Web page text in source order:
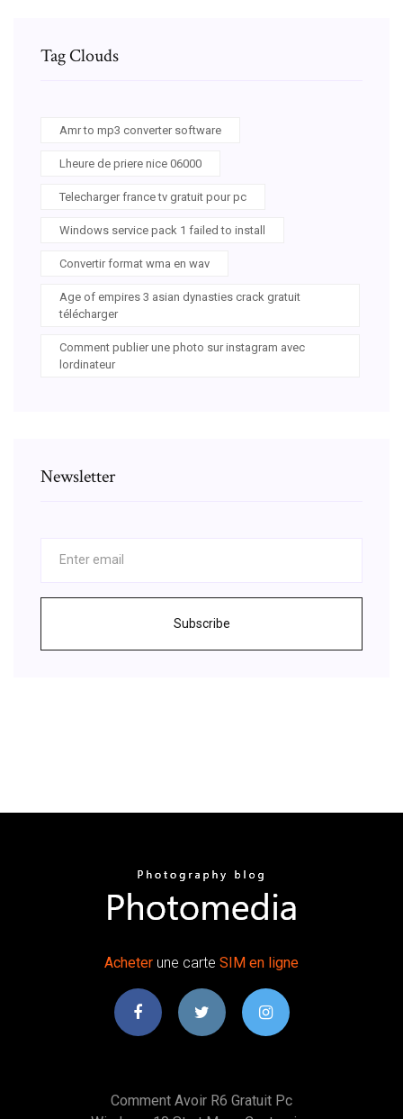
Tag Clouds
Amr to mp3 converter software
Lheure de priere nice 06000
Telecharger france tv gratuit pour pc
Windows service pack 1 failed to install
Convertir format wma en wav
Age of empires 3 asian dynasties crack gratuit
télécharger
Comment publier une photo sur instagram avec
lordinateur
Newsletter
Subscribe
Acheter une carte SIM en ligne
Comment Avoir R6 Gratuit Pc